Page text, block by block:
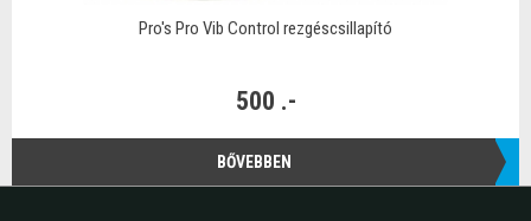
Pro's Pro Vib Control rezgéscsillapító
500 .-
BŐVEBBEN